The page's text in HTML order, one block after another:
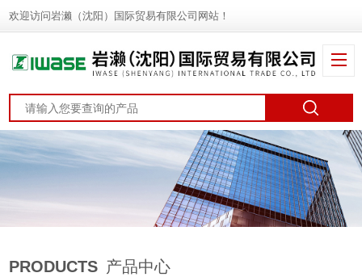
欢迎访问岩濑（沈阳）国际贸易有限公司网站！
PRODUCTS 产品中心